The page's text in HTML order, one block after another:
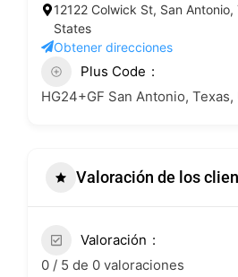
12122 Colwick St, San
States
Obtener direcciones
Plus Code
HG24+GF San Antonio, Texas,
Valoración de los
Valoración
0 / 5 de 0 valoraciones